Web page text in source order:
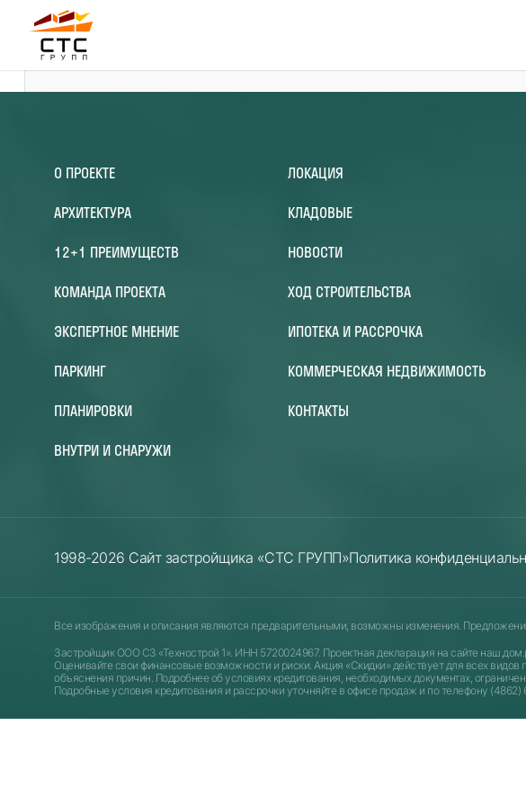
О ПРОЕКТЕ
АРХИТЕКТУРА
12+1 ПРЕИМУЩЕСТВ
КОМАНДА ПРОЕКТА
ЭКСПЕРТНОЕ МНЕНИЕ
ПАРКИНГ
ПЛАНИРОВКИ
ВНУТРИ И СНАРУЖИ
ЛОКАЦИЯ
КЛАДОВЫЕ
НОВОСТИ
ХОД СТРОИТЕЛЬСТВА
ИПОТЕКА И РАССРОЧКА
КОММЕРЧЕСКАЯ НЕДВИЖИМОСТЬ
КОНТАКТЫ
1998-2026 Сайт застройщика «СТС ГРУПП»Политика
Все изображения и описания являются предварительными, возможны изменения.
Застройщик ООО СЗ «Технострой 1». ИНН 5720024967. Проектная декларация на сайте
Оценивайте свои финансовые возможности и риски. Акция «Скидки» действует для всех
объяснения причин. Подробнее об условиях кредитования, необходимых документах,
Подробные условия кредитования и рассрочки уточняйте в офисе продаж и по телефону (4862)